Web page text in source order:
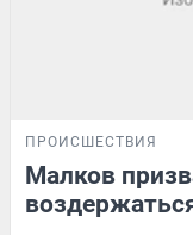
ПРОИСШЕСТВИЯ
Малков